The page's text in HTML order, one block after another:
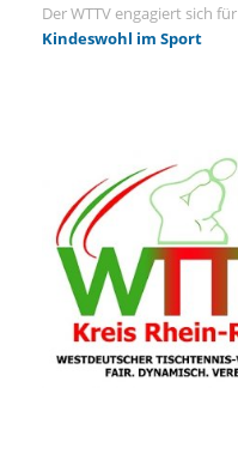
Der WTTV engagiert sich für
Kindeswohl im Sport